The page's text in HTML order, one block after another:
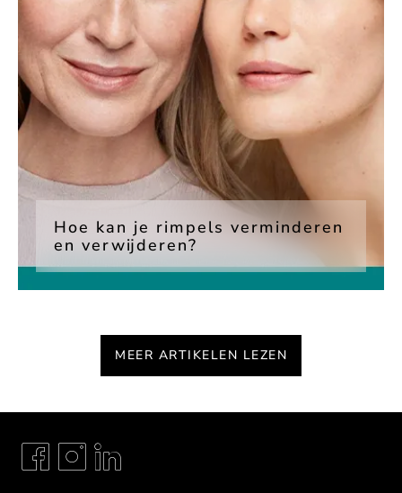
Hoe kan je rimpels verminderen
en verwijderen?
MEER ARTIKELEN LEZEN